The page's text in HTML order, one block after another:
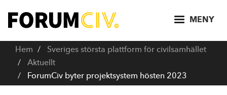
i
MENY
Hem
Sveriges största plattform för civilsamhället
Aktuellt
ForumCiv byter projektsystem hösten 2023